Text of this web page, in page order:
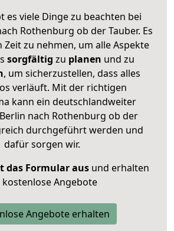
es viele Dinge zu beachten bei
Rothenburg ob der Tauber. Es
Zeit zu nehmen, um alle Aspekte
sorgfältig zu planen und zu
, um sicherzustellen, dass alles
verläuft. Mit der richtigen
kann ein deutschlandweiter
nach Rothenburg ob der
durchgeführt werden und
dafür sorgen wir.
das Formular ausund erhalten
kostenlose Angebote
Angebote erhalten